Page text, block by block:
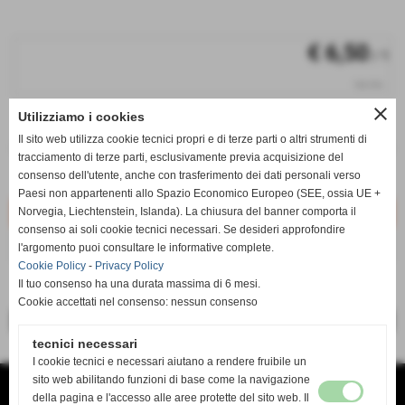
€ 6,50
remove_circle
qt. non disponibile
CAC5
Non disponibile
AVVISA QUANDO DISPONIBILE
TANDA SERVICE di TANDA MAURO
VIA DEL RISORGIMENTO 138 B
close
Utilizziamo i cookies
Il sito web utilizza cookie tecnici propri e di terze parti o altri strumenti di
tracciamento di terze parti, esclusivamente previa acquisizione del
consenso dell'utente, anche con trasferimento dei dati personali verso
Paesi non appartenenti allo Spazio Economico Europeo (SEE, ossia UE +
Norvegia, Liechtenstein, Islanda). La chiusura del banner comporta il
consenso ai soli cookie tecnici necessari. Se desideri approfondire
l'argomento puoi consultare le informative complete.
Cookie Policy - Privacy Policy
Il tuo consenso ha una durata massima di 6 mesi.
Cookie accettati nel consenso: nessun consenso
tecnici necessari
I cookie tecnici e necessari aiutano a rendere fruibile un
sito web abilitando funzioni di base come la navigazione
della pagina e l'accesso alle aree protette del sito web. Il